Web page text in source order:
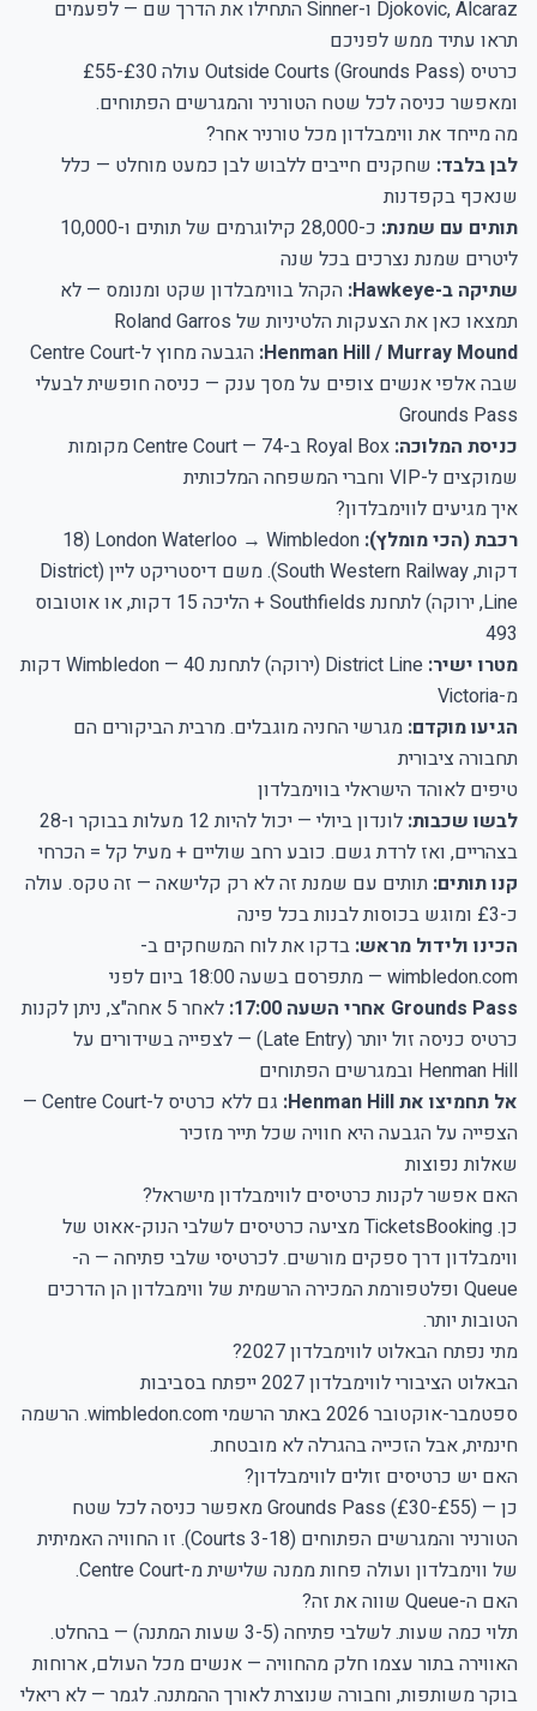
Djokovic, Alcaraz ו-Sinner התחילו את הדרך שם — לפעמים
תראו עתיד ממש לפניכם
כרטיס Outside Courts (Grounds Pass) עולה £30-£55
ומאפשר כניסה לכל שטח הטורניר והמגרשים הפתוחים.
מה מייחד את ווימבלדון מכל טורניר אחר?
לבן בלבד: שחקנים חייבים ללבוש לבן כמעט מוחלט — כלל
שנאכף בקפדנות
תותים עם שמנת:
כ-28,000 קילוגרמים של תותים ו-10,000
ליטרים שמנת נצרכים בכל שנה
שתיקה ב-Hawkeye:
הקהל בווימבלדון שקט ומנומס — לא
תמצאו כאן את הצעקות הלטיניות של Roland Garros
Henman Hill / Murray Mound:
הגבעה מחוץ ל-Centre Court
שבה אלפי אנשים צופים על מסך ענק — כניסה חופשית לבעלי
Grounds Pass
כניסת המלוכה:
Royal Box ב-Centre Court — 74 מקומות
שמוקצים ל-VIP וחברי המשפחה המלכותית
איך מגיעים לווימבלדון?
רכבת (הכי מומלץ):
London Waterloo → Wimbledon (18
דקות, South Western Railway). משם דיסטריקט ליין (District
Line, ירוקה) לתחנת Southfields + הליכה 15 דקות, או אוטובוס
493
מטרו ישיר:
District Line (ירוקה) לתחנת Wimbledon — 40 דקות
מ-Victoria
הגיעו מוקדם: מגרשי החניה מוגבלים. מרבית הביקורים הם
תחבורה ציבורית
טיפים לאוהד הישראלי בווימבלדון
לבשו שכבות:
לונדון ביולי — יכול להיות 12 מעלות בבוקר ו-28
בצהריים, ואז לרדת גשם. כובע רחב שוליים + מעיל קל = הכרחי
קנו תותים: תותים עם שמנת זה לא רק קלישאה — זה טקס. עולה
כ-£3 ומוגש בכוסות לבנות בכל פינה
הכינו ולידול מראש: בדקו את לוח המשחקים ב-
wimbledon.com — מתפרסם בשעה 18:00 ביום לפני
Grounds Pass אחרי השעה 17:00:
לאחר 5 אחה"צ, ניתן לקנות
כרטיס כניסה זול יותר (Late Entry) — לצפייה בשידורים על
Henman Hill ובמגרשים הפתוחים
אל תחמיצו את Henman Hill:
גם ללא כרטיס ל-Centre Court —
הצפייה על הגבעה היא חוויה שכל תייר מזכיר
שאלות נפוצות
האם אפשר לקנות כרטיסים לווימבלדון מישראל?
כן. TicketsBooking מציעה כרטיסים לשלבי הנוק-אאוט של
ווימבלדון דרך ספקים מורשים. לכרטיסי שלבי פתיחה — ה-
Queue ופלטפורמת המכירה הרשמית של ווימבלדון הן הדרכים
הטובות יותר.
מתי נפתח הבאלוט לווימבלדון 2027?
הבאלוט הציבורי לווימבלדון 2027 ייפתח בסביבות
ספטמבר-אוקטובר 2026 באתר הרשמי wimbledon.com. הרשמה
חינמית, אבל הזכייה בהגרלה לא מובטחת.
האם יש כרטיסים זולים לווימבלדון?
כן — Grounds Pass (£30-£55) מאפשר כניסה לכל שטח
הטורניר והמגרשים הפתוחים (Courts 3-18). זו החוויה האמיתית
של ווימבלדון ועולה פחות ממנה שלישית מ-Centre Court.
האם ה-Queue שווה את זה?
תלוי כמה שעות. לשלבי פתיחה (3-5 שעות המתנה) — בהחלט.
האווירה בתור עצמו חלק מהחוויה — אנשים מכל העולם, ארוחות
בוקר משותפות, וחבורה שנוצרת לאורך ההמתנה. לגמר — לא ריאלי